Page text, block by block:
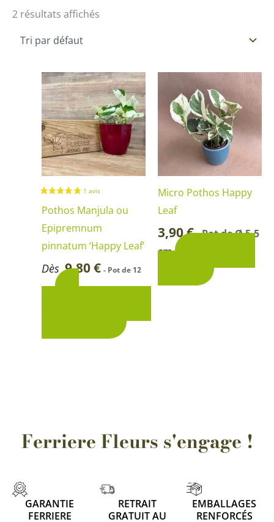
2 résultats affichés
1 avis
Pothos Manjula ou
Epipremnum
pinnatum ‘Happy Leaf’
Dès 9,80€ - Pot de 12
cm
Ce
produit
a
plusieurs
variations.
Les
options
peuvent
choisies
la
produit
Micro Pothos Happy
Leaf
3,90€-Pot de Ø 5,5
cm
Ferriere Fleurs s'engage !
GARANTIE
FERRIERE
RETRAIT
GRATUIT AU
EMBALLAGES
RENFORCÉS